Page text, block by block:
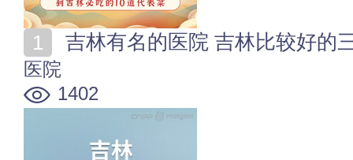
吉林有名的医院 吉林比较好的
医院
1402